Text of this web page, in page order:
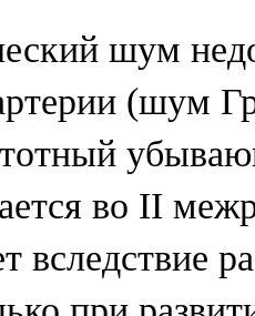
шум
(шум
во II
вследствие